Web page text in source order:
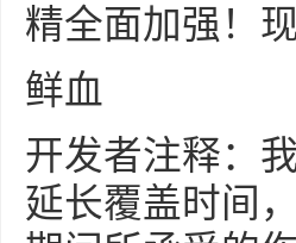
精全面加强！
鲜血
开发者注释：
延长覆盖时间